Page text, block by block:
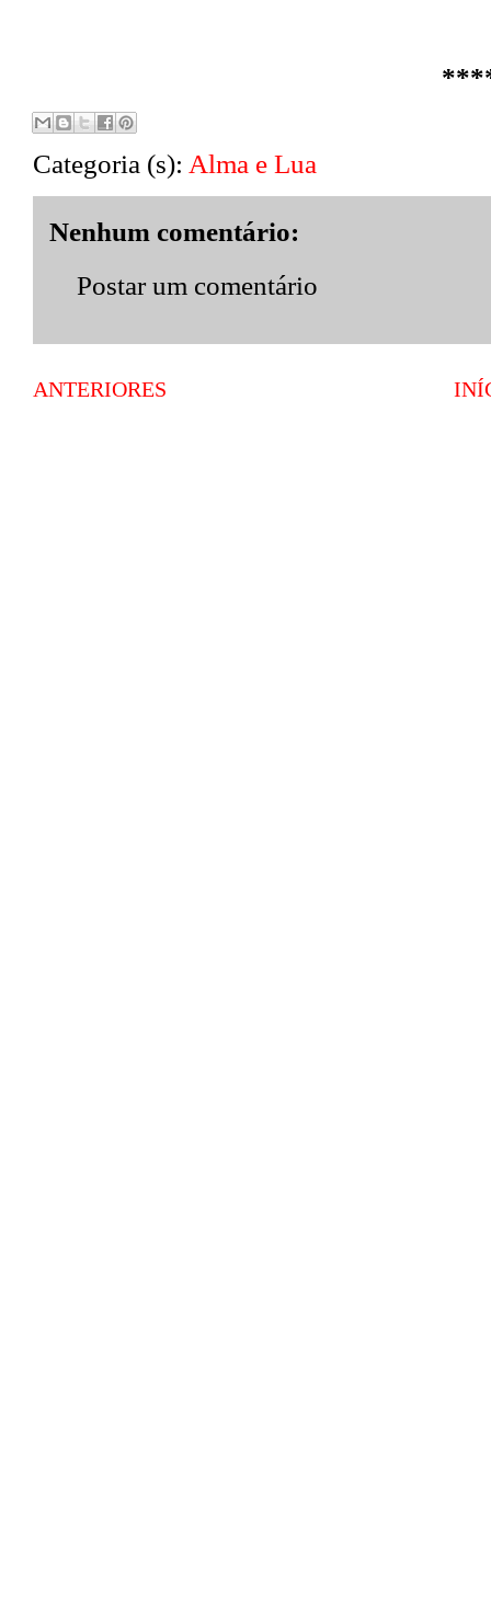
Categoria (s): Alma e Lua
Nenhum comentário:
Postar um comentário
ANTERIORES